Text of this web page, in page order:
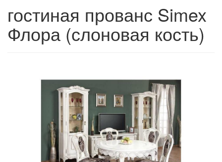
гостиная прованс Simex
Флора (слоновая кость)